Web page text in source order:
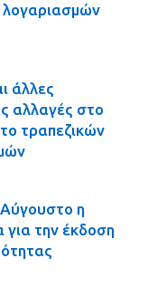
άλλες
αλλαγές στο
τραπεζικών
η
για την έκδοση